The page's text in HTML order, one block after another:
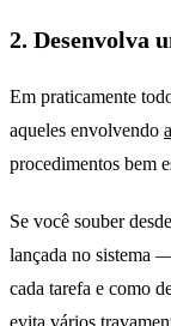
2. Desenvolva
Em praticamente
aqueles envolvendo
procedimentos bem
Se você souber
lançada no sistema
cada tarefa e como